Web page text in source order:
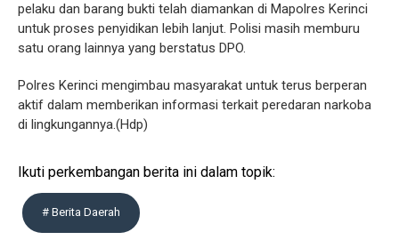
pelaku dan barang bukti telah diamankan di Mapolres Kerinci
untuk proses penyidikan lebih lanjut. Polisi masih memburu
satu orang lainnya yang berstatus DPO.
Polres Kerinci mengimbau masyarakat untuk terus berperan
aktif dalam memberikan informasi terkait peredaran narkoba
di lingkungannya.(Hdp)
Ikuti perkembangan berita ini dalam topik:
# Berita Daerah